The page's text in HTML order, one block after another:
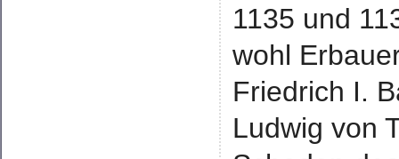
1135 und
wohl
Friedrich I.
Ludwig von